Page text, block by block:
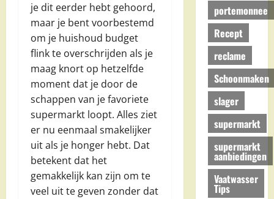
je dit eerder hebt gehoord,
maar je bent voorbestemd
om je huishoud budget
flink te overschrijden als je
maag knort op hetzelfde
moment dat je door de
schappen van je favoriete
supermarkt loopt. Alles ziet
er nu eenmaal smakelijker
uit als je honger hebt. Dat
betekent dat het
gemakkelijk kan zijn om te
veel uit te geven zonder dat
portemonnee
Recept
reclame
Schoonmaken
slager
supermarkt
supermarkt
aanbiedingen
Vaatwasser
Tips